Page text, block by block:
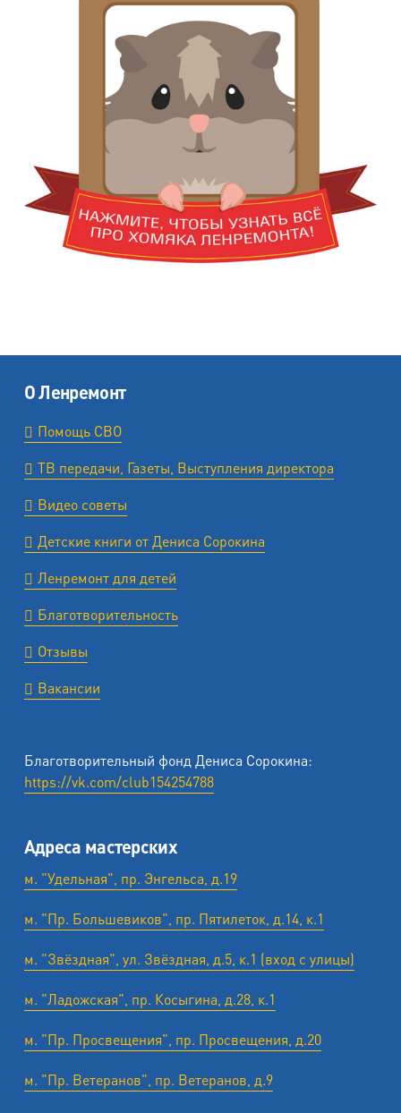
О Ленремонт
Помощь СВО
ТВ передачи, Газеты, Выступления директора
Видео советы
Детские книги от Дениса Сорокина
Ленремонт для детей
Благотворительность
Отзывы
Вакансии
Благотворительный фонд Дениса Сорокина:
https://vk.com/club154254788
Адреса мастерских
м. "Удельная", пр. Энгельса, д.19
м. "Пр. Большевиков", пр. Пятилеток, д.14, к.1
м. "Звёздная", ул. Звёздная, д.5, к.1 (вход с улицы)
м. "Ладожская", пр. Косыгина, д.28, к.1
м. "Пр. Просвещения", пр. Просвещения, д.20
м. "Пр. Ветеранов", пр. Ветеранов, д.9